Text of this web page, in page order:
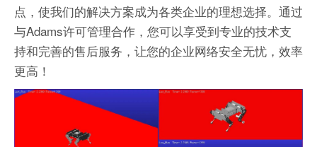
点，使我们的解决方案成为各类企业的理想选择。通过
与Adams许可管理合作，您可以享受到专业的技术支
持和完善的售后服务，让您的企业网络安全无忧，效率
更高！